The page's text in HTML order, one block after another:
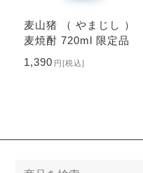
麦山猪 （ やまじし ）
麦焼酎 720ml 限定品
1,390 円 [税込]